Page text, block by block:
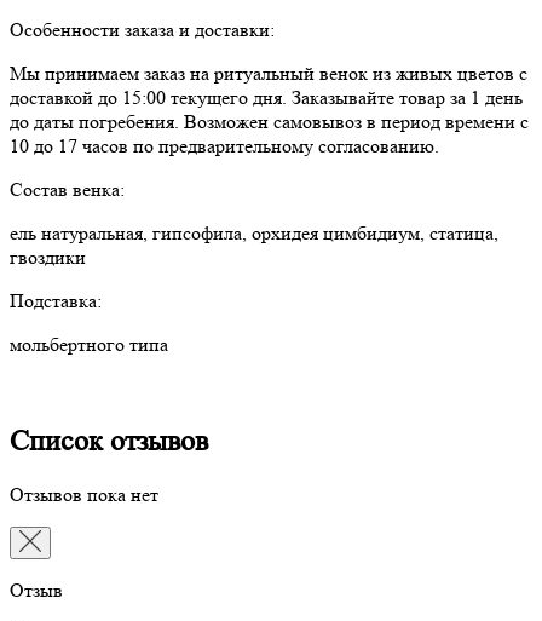
Особенности заказа и доставки:
Мы принимаем заказ на ритуальный венок из живых цветов с
доставкой до 15:00 текущего дня. Заказывайте товар за 1 день
до даты погребения. Возможен самовывоз в период времени с
10 до 17 часов по предварительному согласованию.
Состав венка:
ель натуральная, гипсофила, орхидея цимбидиум, статица,
гвоздики
Подставка:
мольбертного типа
Список отзывов
Отзывов пока нет
Отзыв